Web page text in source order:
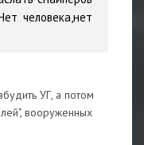
человека,нет
УГ, а потом
вооруженных